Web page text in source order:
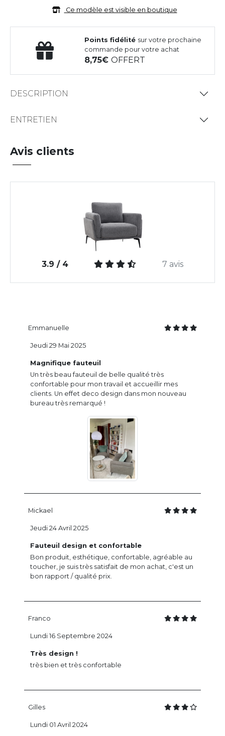
Ce modèle est visible en boutique
Points fidélité sur votre prochaine
commande pour votre achat
8,75OFFERT
DESCRIPTION
ENTRETIEN
Avis clients
3.9 / 4 7 avis
Emmanuelle
Magnifique fauteuil
Un très beau fauteuil de belle qualité très
confortable pour mon travail et accueillir mes
clients. Un effet deco design dans mon nouveau
bureau très remarqué !
Jeudi 29 Mai 2025
Mickael
Fauteuil design et confortable
Bon produit, esthétique, confortable, agréable au
toucher, je suis très satisfait de mon achat, c'est un
bon rapport / qualité prix.
Jeudi 24 Avril 2025
Franco
Très design !
très bien et très confortable
Lundi 16 Septembre 2024
Gilles
Lundi 01 Avril 2024